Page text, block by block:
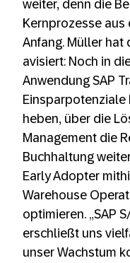
weiter, denn die
Kernprozesse
Anfang. Müller hat
avisiert: Noch in
Anwendung SAP
Einsparpotenziale
heben, über die
Management die
Buchhaltung
Early Adopter
Warehouse
optimieren. „SAP
erschließt uns
unser Wachstum